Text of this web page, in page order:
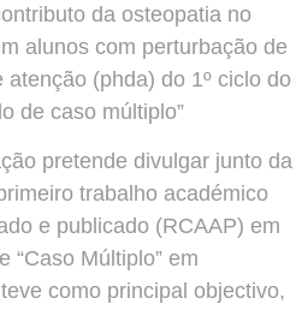
da osteopatia no
alunos com perturbação de
(phda) do 1º ciclo do
de caso múltiplo”
pretende divulgar junto da
trabalho académico
e publicado (RCAAP) em
“Caso Múltiplo” em
como principal objectivo,